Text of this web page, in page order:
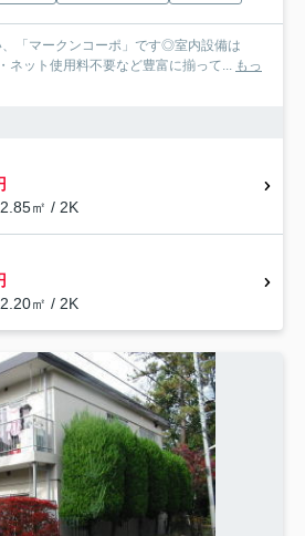
「マークンコーポ」です◎室内設備は
ネット使用料不要など豊富に揃って... もっ
㎡ / 2K
㎡ / 2K